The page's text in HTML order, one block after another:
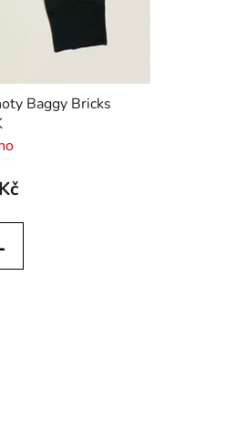
Baggy Bricks